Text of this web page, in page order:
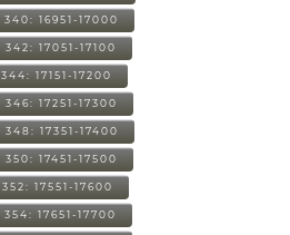
340: 16951-17000
342: 17051-17100
344: 17151-17200
346: 17251-17300
348: 17351-17400
350: 17451-17500
352: 17551-17600
354: 17651-17700